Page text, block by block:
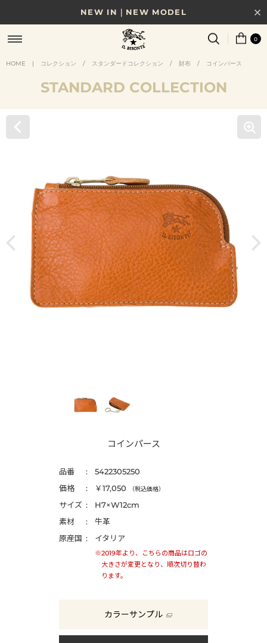
NEW IN｜NEW MODEL
8/17(月)10時まで｜税込11,000円以上で送料無料
贈る相手やシーンから選べる、新しいギフトガイド
NEW IN｜COLOR LEATHER
0
HOME | コレクション / スタンダードコレクション / 財布 / コインパース
STANDARD COLLECTION
コインパース
品番
5422305250
価格
￥17,050 （税込価格）
サイズ
H7×W12cm
素材
牛革
原産国
イタリア
※2019年より、こちらの商品はロゴの
大きさが変更となり、順次切り替わ
ります。
カラーサンプル